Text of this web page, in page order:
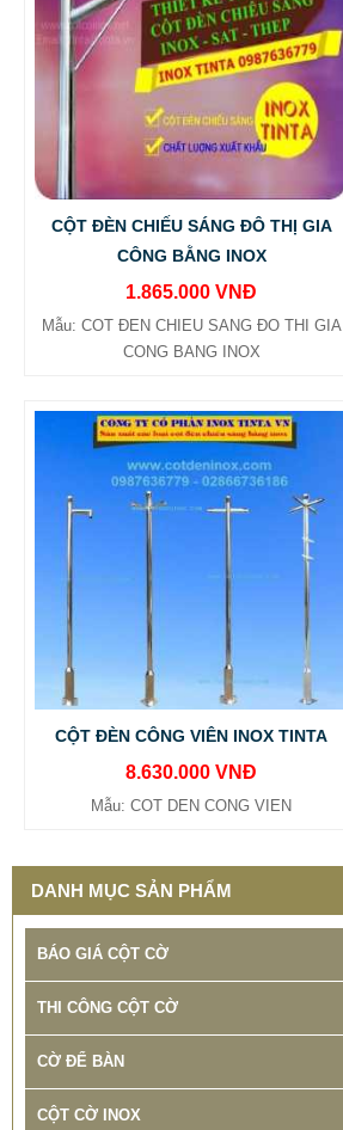
CỘT ĐÈN CHIẾU SÁNG ĐÔ THỊ GIA
CÔNG BẰNG INOX
1.865.000 VNĐ
Mẫu: COT ĐEN CHIEU SANG ĐO THI GIA
CONG BANG INOX
CỘT ĐÈN CÔNG VIÊN INOX TINTA
8.630.000 VNĐ
Mẫu: COT DEN CONG VIEN
DANH MỤC SẢN PHẨM
BÁO GIÁ CỘT CỜ
THI CÔNG CỘT CỜ
CỜ ĐỂ BÀN
CỘT CỜ INOX